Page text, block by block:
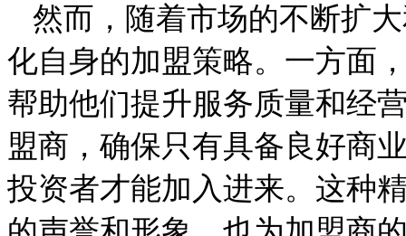
然而，随着市场的不断扩
化自身的加盟策略。一方面
帮助他们提升服务质量和经
盟商，确保只有具备良好商
投资者才能加入进来。这种